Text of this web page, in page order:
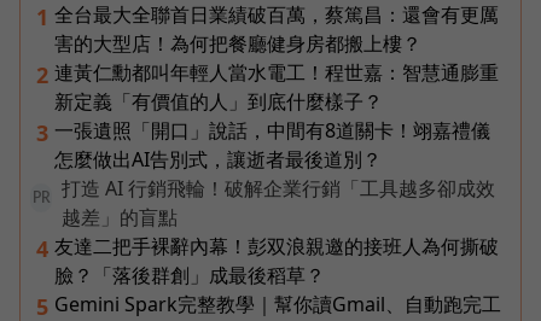
1 全台最大全聯首日業績破百萬，蔡篤昌：還會有更厲
害的大型店！為何把餐廳健身房都搬上樓？
2 連黃仁勳都叫年輕人當水電工！程世嘉：智慧通膨重
新定義「有價值的人」到底什麼樣子？
3 一張遺照「開口」說話，中間有8道關卡！翊嘉禮儀
怎麼做出AI告別式，讓逝者最後道別？
PR
打造 AI 行銷飛輪！破解企業行銷「工具越多卻成效
越差」的盲點
4 友達二把手裸辭內幕！彭双浪親邀的接班人為何撕破
臉？「落後群創」成最後稻草？
5 Gemini Spark完整教學｜幫你讀Gmail、自動跑完工